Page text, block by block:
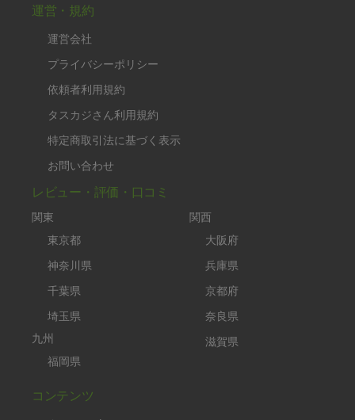
運営・規約
運営会社
プライバシーポリシー
依頼者利用規約
タスカジさん利用規約
特定商取引法に基づく表示
お問い合わせ
レビュー・評価・口コミ
関東
東京都
神奈川県
千葉県
埼玉県
九州
福岡県
関西
大阪府
兵庫県
京都府
奈良県
滋賀県
コンテンツ